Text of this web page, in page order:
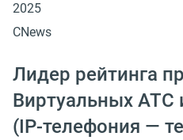
2025
CNews
Лидер рейтинга
Виртуальных АТС
(IP-телефония —